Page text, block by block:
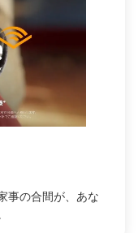
事の合間が、あな